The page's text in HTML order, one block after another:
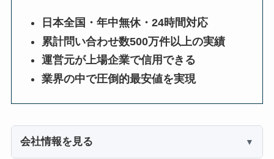
日本全国・年中無休・24時間対応
累計問い合わせ数500万件以上の実績
運営元が上場企業で信用できる
業界の中で圧倒的最安値を実現
会社情報を見る